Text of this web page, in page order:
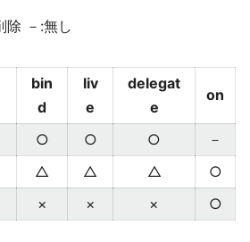
－:無し
bin
d
liv
e
delegat
e
on
○ ○ ○
－
△ △ △
○
× × × ○